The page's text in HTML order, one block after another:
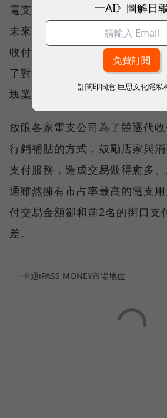
電支和儲值卡——雙手都能靈活
未來的藍圖，鄭鎧尹相當肯定
收付金額很高的燒錢模式」。
了對應消費者端的服務，也擁
塊業務，整體獲利結構與同業本
放眼各家電支公司為了競逐代
行銷補貼的方式，鼓勵店家與
支付服務，造成交易做得愈多
通雖然擁有市占率最高的電支
付交易金額卻和前2名的街口支
差。
一卡通iPASS MONEY市場地位
一AI》圖解日報
訂閱即同意 巨思文化隱私